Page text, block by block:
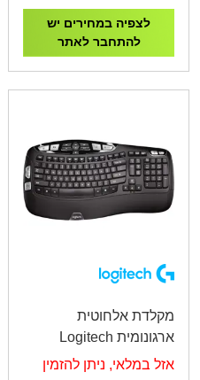
Combo
לצפיה במחירים יש
להתחבר לאתר
מקלדת אלחוטית
ארגונומית Logitech
K350 Wireless Wave
אזל במלאי, ניתן להזמין